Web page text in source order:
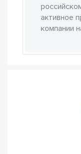
активное
компании